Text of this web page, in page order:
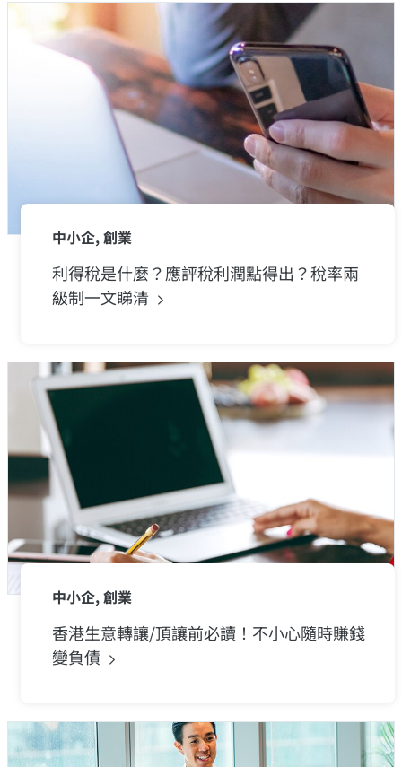
中小企, 創業
利得稅是什麼？應評稅利潤點得出？稅率兩
級制一文睇清
中小企, 創業
香港生意轉讓/頂讓前必讀！不小心隨時賺錢
變負債